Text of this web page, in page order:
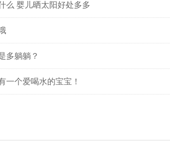
么 婴儿晒太阳好处多多
多躺躺？
一个爱喝水的宝宝！